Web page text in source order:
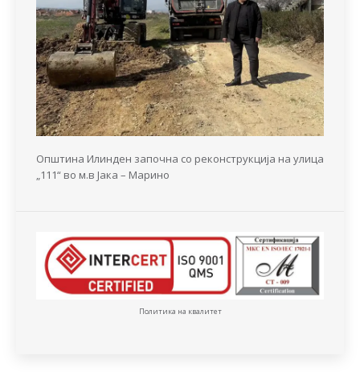
Општина Илинден започна со реконструкција на улица
„111“ во м.в Јака – Марино
Политика на квалитет